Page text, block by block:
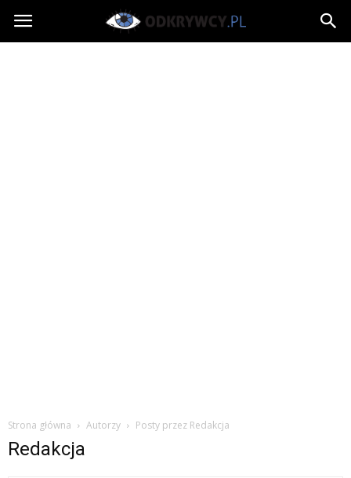
Odkrywcy.pl
Strona główna Autorzy Posty przez Redakcja
Redakcja